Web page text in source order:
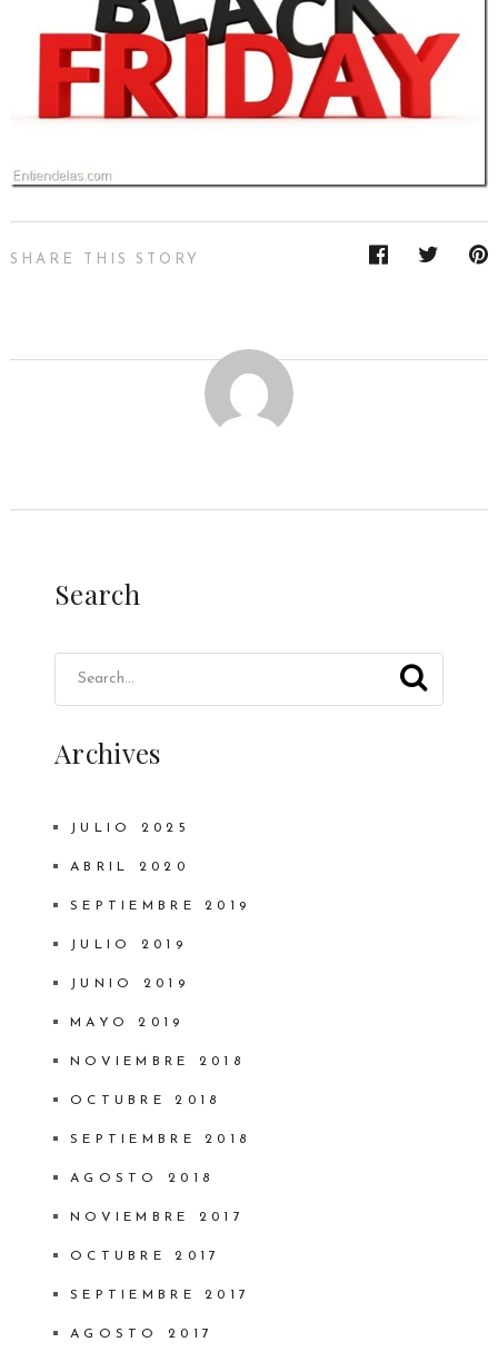
SHARE THIS STORY
Search
Archives
JULIO 2025
ABRIL 2020
SEPTIEMBRE 2019
JULIO 2019
JUNIO 2019
MAYO 2019
NOVIEMBRE 2018
OCTUBRE 2018
SEPTIEMBRE 2018
AGOSTO 2018
NOVIEMBRE 2017
OCTUBRE 2017
SEPTIEMBRE 2017
AGOSTO 2017